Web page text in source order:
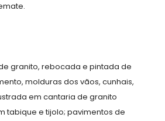
granito, rebocada e pintada de
molduras dos vãos, cunhais,
em cantaria de granito
tabique e tijolo; pavimentos de